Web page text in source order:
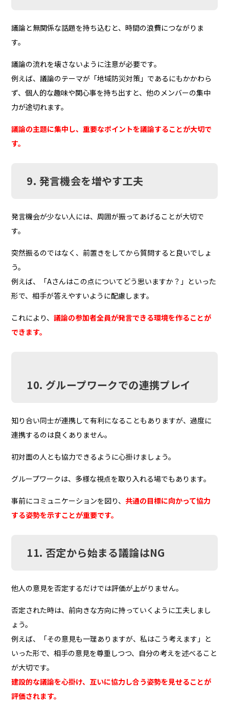
議論と無関係な話題を持ち込むと、時間の浪費につながりま
す。
議論の流れを壊さないように注意が必要です。
例えば、議論のテーマが「地域防災対策」であるにもかかわら
ず、個人的な趣味や関心事を持ち出すと、他のメンバーの集中
力が途切れます。
議論の主題に集中し、重要なポイントを議論することが大切で
す。
9. 発言機会を増やす工夫
発言機会が少ない人には、周囲が振ってあげることが大切で
す。
突然振るのではなく、前置きをしてから質問すると良いでしょ
う。
例えば、「Aさんはこの点についてどう思いますか？」といった
形で、相手が答えやすいように配慮します。
これにより、議論の参加者全員が発言できる環境を作ることが
できます。
10. グループワークでの連携プレイ
知り合い同士が連携して有利になることもありますが、過度に
連携するのは良くありません。
初対面の人とも協力できるように心掛けましょう。
グループワークは、多様な視点を取り入れる場でもあります。
事前にコミュニケーションを図り、 共通の目標に向かって協力
する姿勢を示すことが重要です。
11. 否定から始まる議論はNG
他人の意見を否定するだけでは評価が上がりません。
否定された時は、前向きな方向に持っていくように工夫しまし
ょう。
例えば、「その意見も一理ありますが、私はこう考えます」と
いった形で、相手の意見を尊重しつつ、自分の考えを述べること
が大切です。
建設的な議論を心掛け、互いに協力し合う姿勢を見せることが
評価されます。